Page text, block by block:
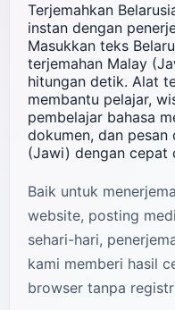
Terjemahkan
instan dengan
Masukkan teks
terjemahan Malay
hitungan detik. Alat
membantu pelajar,
pembelajar bahasa
dokumen, dan pesan
(Jawi) dengan cepat
Baik untuk
website, posting
sehari-hari,
kami memberi hasil
browser tanpa